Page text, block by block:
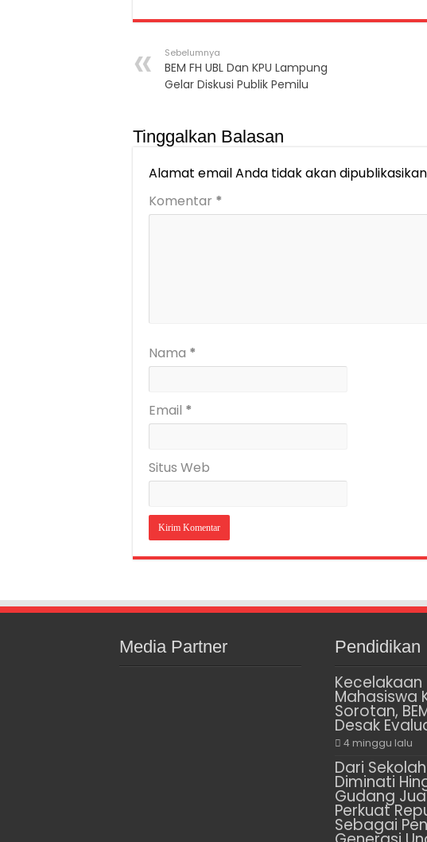
Sebelumnya
BEM FH UBL Dan KPU Lampung
Gelar Diskusi Publik Pemilu
Tinggalkan Balasan
Alamat email Anda tidak akan
Komentar *
Nama *
Email *
Situs Web
Media Partner Pendidikan
Kecelakaan
Mahasiswa
Sorotan,
Desak
4 minggu lalu
Dari
Diminati
Gudang
Perkuat
Sebagai